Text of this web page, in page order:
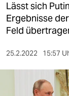
gesellschaft
sport
Lässt sich
Ergebnisse
Feld
25.2.2022 15:57